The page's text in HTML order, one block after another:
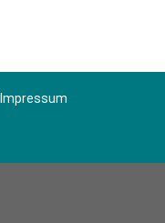
Impressum